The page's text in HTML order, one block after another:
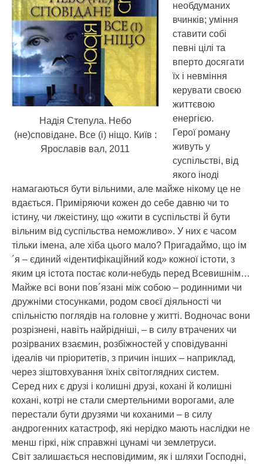
Надія Степула. Небо
(не)сповідане. Все (і) ніщо. Київ :
Ярославів вал, 2011
необдуманих
вчинків; уміння
ставити собі
певні цілі та
вперто досягати
їх і невміння
керувати своєю
життєвою
енергією.
Герої роману
живуть у
суспільстві, від
якого іноді
намагаються бути вільними, але майже нікому це не
вдається. Приміряючи кожен до себе давню чи то
істину, чи лжеістину, що «жити в суспільстві й бути
вільним від суспільства неможливо». У них є часом
тільки імена, але хіба цього мало? Пригадаймо, що ім
´я – єдиний «ідентифікаційний код» кожної істоти, з
яким ця істота постає коли-небудь перед Всевишнім…
Майже всі вони пов´язані між собою – родинними чи
дружніми стосунками, родом своєї діяльності чи
спільністю поглядів на головне у житті. Водночас вони
розрізнені, навіть найрідніші, – в силу втрачених чи
розірваних взаємин, розбіжностей у сповідуванні
ідеалів чи пріоритетів, з причин інших – наприклад,
через зіштовхування їхніх світоглядних систем.
Серед них є друзі і колишні друзі, кохані й колишні
кохані, котрі не стали смертельними ворогами, але
перестали бути друзями чи коханими – в силу
андрогенних катастроф, які нерідко мають наслідки не
менш гіркі, ніж справжні цунамі чи землетруси.
Світ залишається несповідимим, як і шляхи Господні,